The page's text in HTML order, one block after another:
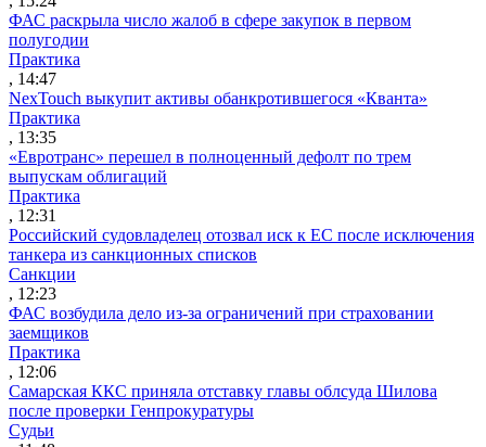
ФАС раскрыла число жалоб в сфере закупок в первом
полугодии
Практика
, 14:47
NexTouch выкупит активы обанкротившегося «Кванта»
Практика
, 13:35
«Евротранс» перешел в полноценный дефолт по трем
выпускам облигаций
Практика
, 12:31
Российский судовладелец отозвал иск к ЕС после исключения
танкера из санкционных списков
Санкции
, 12:23
ФАС возбудила дело из-за ограничений при страховании
заемщиков
Практика
, 12:06
Самарская ККС приняла отставку главы облсуда Шилова
после проверки Генпрокуратуры
Судьи